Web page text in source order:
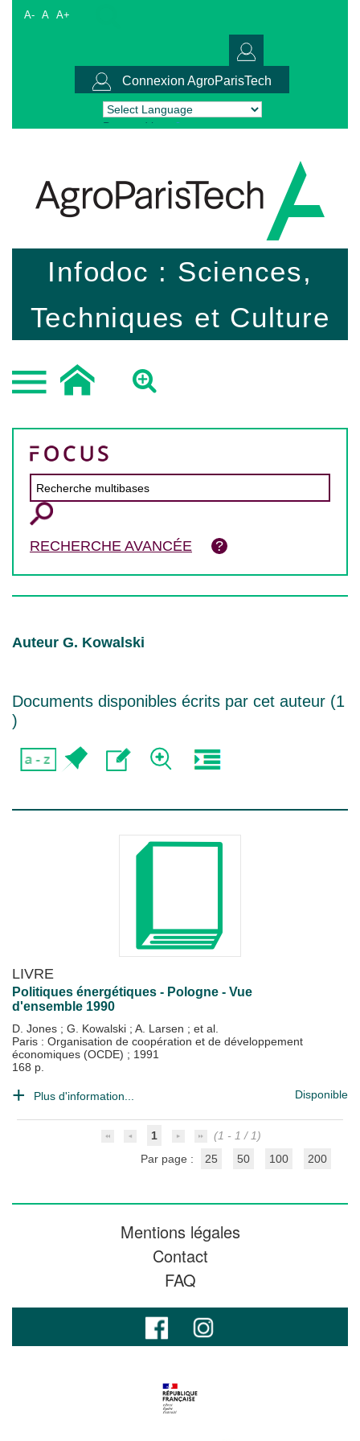
A- A A+
Connexion AgroParisTech
Powered by Translate
Infodoc : Sciences,
Techniques et Culture
RECHERCHE AVANCÉE
Auteur G. Kowalski
Documents disponibles écrits par cet auteur (1
)
LIVRE
Politiques énergétiques - Pologne - Vue
d'ensemble 1990
D. Jones ; G. Kowalski ; A. Larsen ; et al.
Paris : Organisation de coopération et de développement
économiques (OCDE) ; 1991
168 p.
Plus d'information... Disponible
1
(1 - 1 / 1)
Par page :
25 50 100 200
Mentions légales
Contact
FAQ